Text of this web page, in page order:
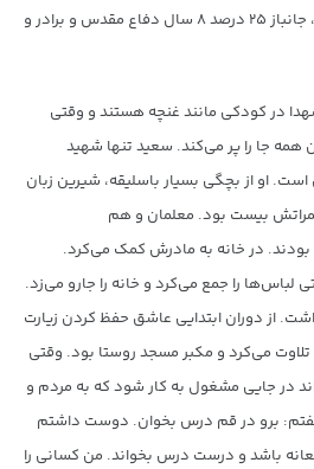
روستای حجت آباد استان کرمان، جانباز ۲۵ درصد ٨ سال دفاع مقدس و برادر و
در کودکی مانند غنچه هستند و وقتی
جا را پر می‌کند. سعید تنها شهید
او از بچگی بسیار باسلیقه، شیرین زبان
بیست بود. معلمان و هم
در خانه به مادرش کمک می‌کرد.
لباس‌ها را جمع می‌کرد و خانه را جارو می‌زد.
از دوران ابتدایی عاشق حفظ کردن زیارت
می‌کرد و مکبر مسجد روستا بود. وقتی
در جایی مشغول به کار شود که به مردم و
برو در قم درس بخوان. دوست داشتم
باشد و درست درس بخواند. من کسانی را